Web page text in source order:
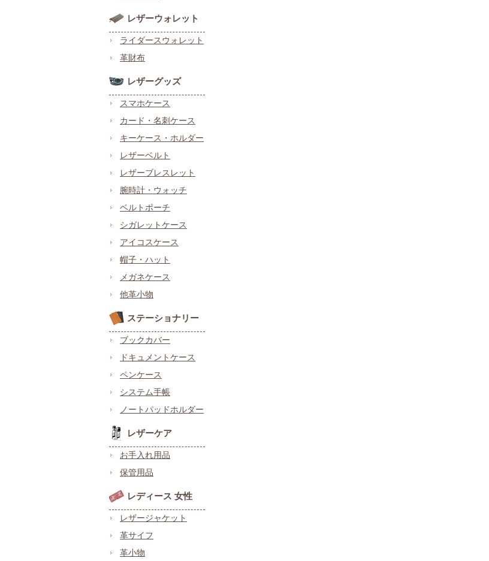
レザーウォレット
ライダースウォレット
革財布
レザーグッズ
スマホケース
カード・名刺ケース
キーケース・ホルダー
レザーベルト
レザーブレスレット
腕時計・ウォッチ
ベルトポーチ
シガレットケース
アイコスケース
帽子・ハット
メガネケース
他革小物
ステーショナリー
ブックカバー
ドキュメントケース
ペンケース
システム手帳
ノートパッドホルダー
レザーケア
お手入れ用品
保管用品
レディース 女性
レザージャケット
革サイフ
革小物